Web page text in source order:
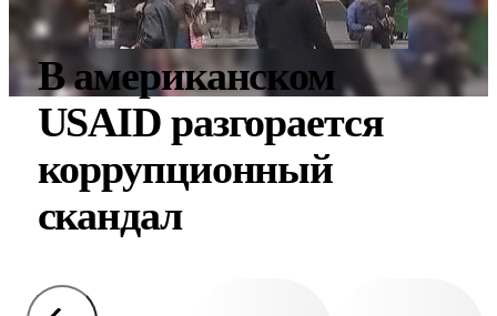
В американском
USAID разгорается
коррупционный
скандал